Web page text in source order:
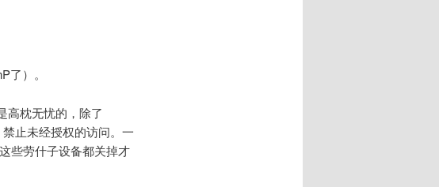
）。
高枕无忧的，除了
止未经授权的访问。一
些劳什子设备都关掉才